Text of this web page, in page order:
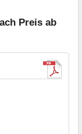
Preis ab